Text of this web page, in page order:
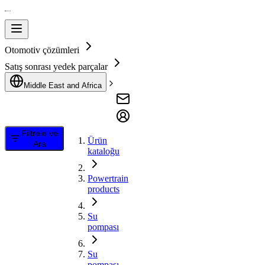
Otomotiv çözümleri
Satış sonrası yedek parçalar
Middle East and Africa
Filtrele ve
Ara
Ürün
kataloğu
Powertrain
products
Su
pompası
Su